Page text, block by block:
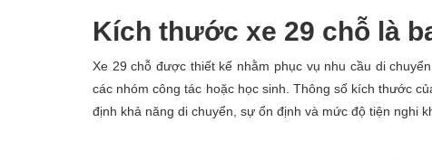
Kích thước xe 29 chỗ là
Xe 29 chỗ được thiết kế nhằm phục vụ nhu cầu di
các nhóm công tác hoặc học sinh. Thông số kích thước
định khả năng di chuyển, sự ổn định và mức độ tiện nghi